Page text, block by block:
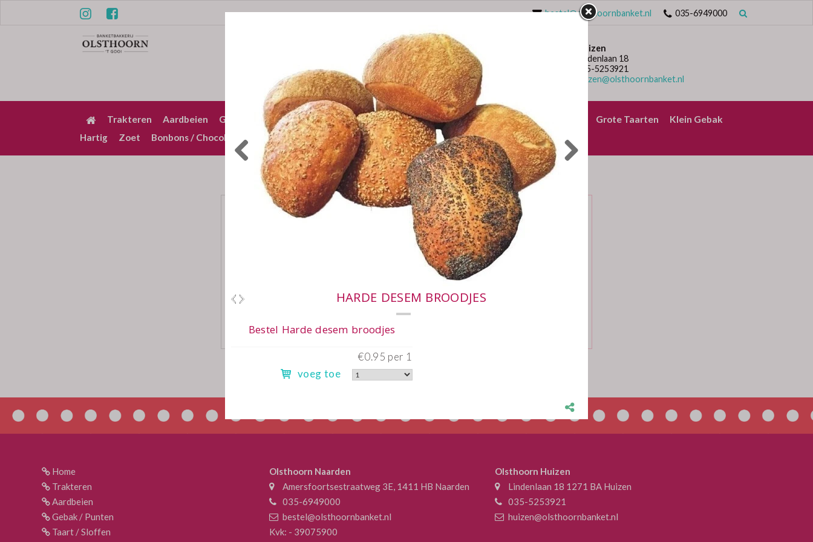
bestel@olsthoornbanket.nl 035-6949000
Naarden
Amersfoortsestraatweg 3E
035-6949000
bestel@olsthoornbanket.nl
Huizen
Lindenlaan 18
035-5253921
huizen@olsthoornbanket.nl
Trakteren Aardbeien Gebak / Punten Taart / Sloffen Groot Brood Klein Brood Desem/Borrelbrood Grote Taarten
Klein Gebak
Hartig
Zoet Bonbons / Chocolade Bezorgkosten Dieet/allergie Gevuld Brood Werken Bij
HARDE DESEM BROODJES
Bestel Harde desem broodjes
voeg toe
Home
Trakteren
Aardbeien
Gebak / Punten
Taart / Sloffen
Olsthoorn Naarden
Amersfoortsestraatweg 3E, 1411 HB Naarden
035-6949000
bestel@olsthoornbanket.nl
Kvk: - 39075900
Olsthoorn Huizen
Lindenlaan 18 1271 BA Huizen
035-5253921
huizen@olsthoornbanket.nl